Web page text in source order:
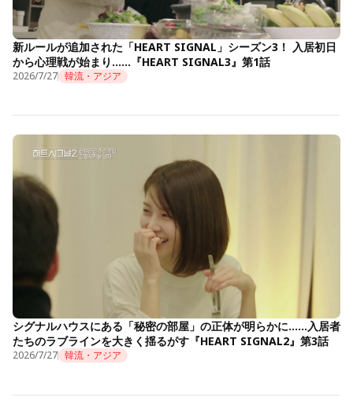
新ルールが追加された「HEART SIGNAL」シーズン3！ 入居初日
から心理戦が始まり……『HEART SIGNAL3』第1話
2026/7/27 韓流・アジア
シグナルハウスにある「秘密の部屋」の正体が明らかに……入居者
たちのラブラインを大きく揺るがす『HEART SIGNAL2』第3話
2026/7/27 韓流・アジア